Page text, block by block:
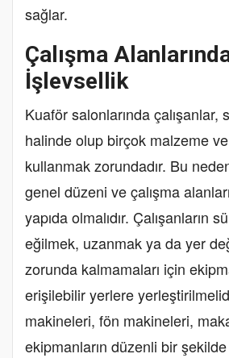
sağlar.
Çalışma
İşlevsellik
Kuaför salonlarında çalışanlar,
halinde olup birçok malzeme
kullanmak zorundadır. Bu
genel düzeni ve çalışma
yapıda olmalıdır. Çalışanların
eğilmek, uzanmak ya da yer
zorunda kalmamaları için
erişilebilir yerlere
makineleri, fön makineleri,
ekipmanların düzenli bir